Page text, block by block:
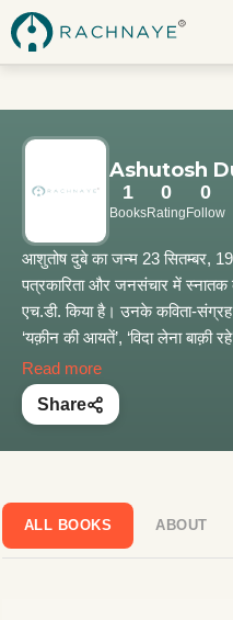
Ashutosh
1
Books
0
Rating
0
Follow
आशुतोष दुबे का जन्म 23 ​सितम्बर,
पत्रकारिता और जनसंचार में स्नातक
एच.डी. किया है। उनके कविता-संग्रह
‘यक़ीन की आयतें’, ‘विदा लेना बाक़ी
प्रमुख चयनित संग्रहों में सम्मिलित
भाषाओं के अलावा अंग्रेज़ी और जर्मन
उनकी गहरी रुचि है। उन्हें ‘रज़ा पुरस्कार’, ‘केदार सम्मान’, ‘अखिल भारतीय
Read more
Share
ALL BOOKS ABOUT